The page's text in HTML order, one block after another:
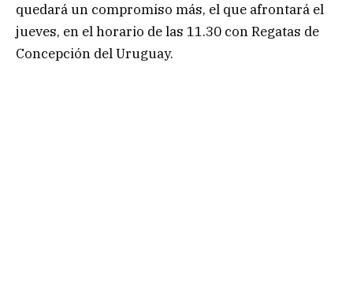
quedará un compromiso más, el que afrontará el
jueves, en el horario de las 11.30 con Regatas de
Concepción del Uruguay.